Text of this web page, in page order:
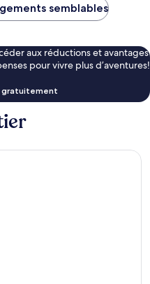
semblables
aux réductions et avantages
pour vivre plus d’aventures!
gratuitement